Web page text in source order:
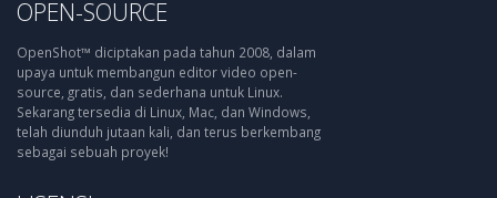
OPEN-SOURCE
OpenShot™ diciptakan pada tahun 2008, dalam
upaya untuk membangun editor video open-
source, gratis, dan sederhana untuk Linux.
Sekarang tersedia di Linux, Mac, dan Windows,
telah diunduh jutaan kali, dan terus berkembang
sebagai sebuah proyek!